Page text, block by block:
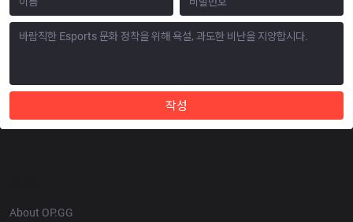
작성
About OP.GG